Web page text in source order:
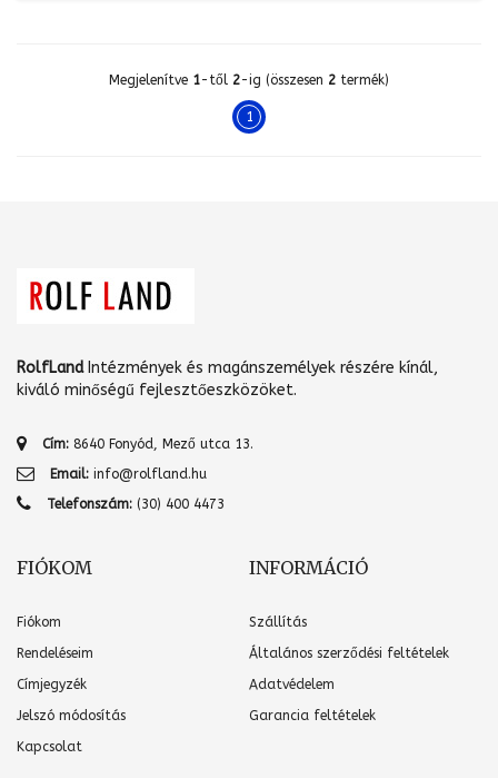
Megjelenítve 1-től 2-ig (összesen 2 termék)
1
RolfLandIntézmények és magánszemélyek részére kínál,
kiváló minőségű fejlesztőeszközöket.
Cím: 8640 Fonyód, Mező utca 13.
Email: info@rolfland.hu
Telefonszám: (30) 400 4473
FIÓKOM
Fiókom
Rendeléseim
Címjegyzék
Jelszó módosítás
Kapcsolat
INFORMÁCIÓ
Szállítás
Általános szerződési feltételek
Adatvédelem
Garancia feltételek